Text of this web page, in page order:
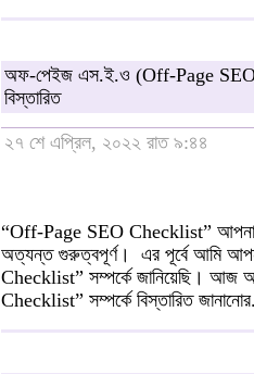
অফ-পেইজ এস.ই.ও (Off-Page SEO
বিস্তারিত
২৭ শে এপ্রিল, ২০২২ রাত ৯:৪৪
“Off-Page SEO Checklist”
অত্যন্ত গুরুত্বপূর্ণ। এর পূর্বে আমি
Checklist” সম্পর্কে জানিয়েছি।
Checklist” সম্পর্কে বিস্তারিত